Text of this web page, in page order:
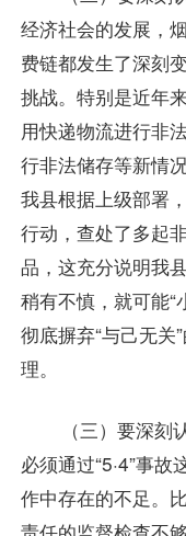
经济社会的发展，
费链都发生了深刻
挑战。特别是近年
用快递物流进行非
行非法储存等新情
我县根据上级部署
行动，查处了多起
品，这充分说明我
稍有不慎，就可能“
彻底摒弃“与己无关
理。
（三）要深
必须通过“5·4”事
作中存在的不足。